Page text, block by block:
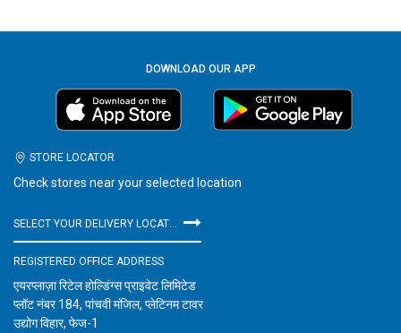
DOWNLOAD OUR APP
STORE LOCATOR
Check stores near your selected location
SELECT YOUR DELIVERY LOCATION
REGISTERED OFFICE ADDRESS
एयरप्लाज़ा रिटेल होल्डिंग्स प्राइवेट लिमिटेड
प्लॉट नंबर 184, पांचवी मंजिल, प्लेटिनम टावर
उद्योग विहार, फेज-1